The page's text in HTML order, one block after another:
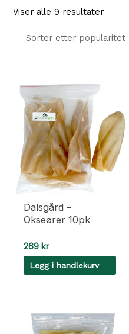
Viser alle 9 resultaterSortert
Dalsgård –
Okseører 10pk
269 kr
Legg i handlekurv